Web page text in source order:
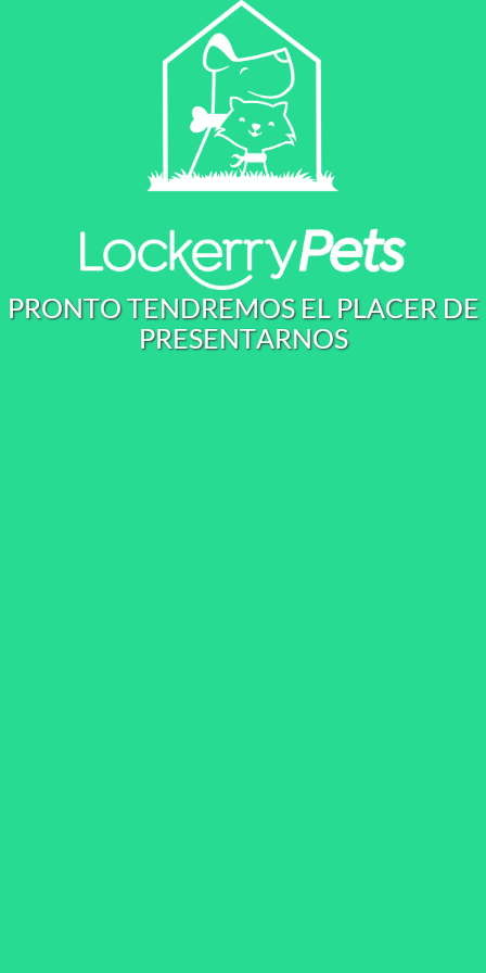
PRONTOTENDREMOS EL PLACER DE
PRESENTARNOS